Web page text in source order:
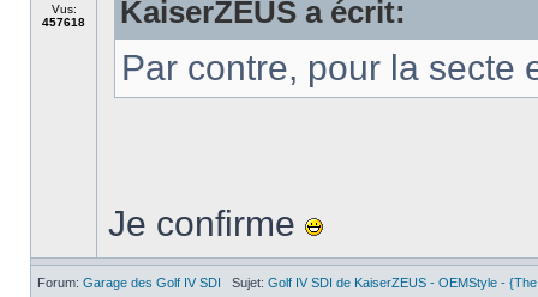
Vus:
457618
KaiserZEUS a écrit:
Par contre, pour la secte
Je confirme
Forum: Garage des Golf IV SDI Sujet: Golf IV SDI de KaiserZEUS - OEMStyle -